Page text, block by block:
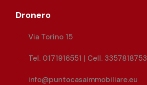
Dronero
Via Torino 15
Tel. 0171916551 | Cell. 3357818753
info@puntocasaimmobiliare.eu